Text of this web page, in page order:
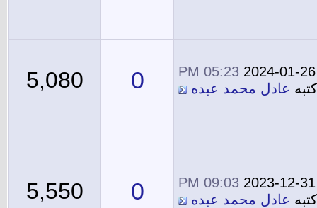
2024-01-26
05:23 PM
كتبه عادل محمد عبده 0
5,080
2023-12-31
09:03 PM
كتبه عادل محمد عبده 0
5,550